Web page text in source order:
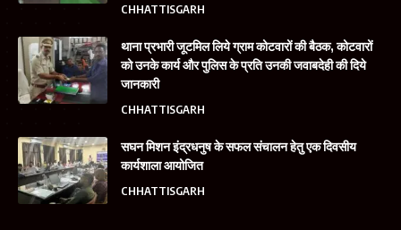
CHHATTISGARH
थाना प्रभारी जूटमिल लिये ग्राम कोटवारों की बैठक, कोटवारों
को उनके कार्य और पुलिस के प्रति उनकी जवाबदेही की दिये
जानकारी
CHHATTISGARH
सघन मिशन इंद्रधनुष के सफल संचालन हेतु एक दिवसीय
कार्यशाला आयोजित
CHHATTISGARH